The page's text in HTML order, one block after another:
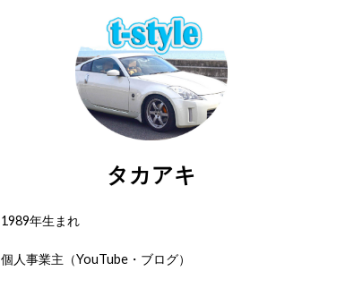
タカアキ
1989年生まれ
個人事業主（YouTube・ブログ）